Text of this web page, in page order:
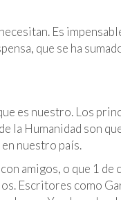
Es
que se ha
es nuestro. Los
la Humanidad son
nuestro país.
amigos, o que 1 de
Escritores como